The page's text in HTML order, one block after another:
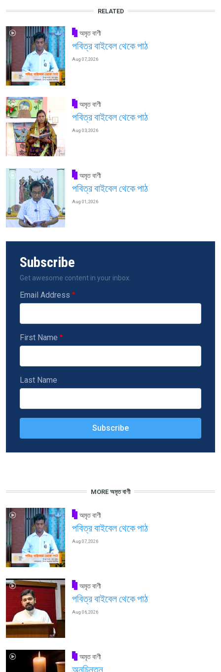
RELATED
অমৃত বাণী
পবিত্র বাইবেল থেকে পাঠ
Aug 07, 2026
অমৃত বাণী
পবিত্র বাইবেল থেকে পাঠ
Aug 03, 2026
অমৃত বাণী
পবিত্র বাইবেল থেকে পাঠ
Aug 01, 2026
Subscribe
Get awesome content in your inbox.
Email Address
First Name
Last Name
MORE অমৃত বাণী
অমৃত বাণী
পবিত্র বাইবেল থেকে পাঠ
Aug 07, 2026
অমৃত বাণী
পবিত্র বাইবেল থেকে পাঠ
Aug 06, 2026
অমৃত বাণী